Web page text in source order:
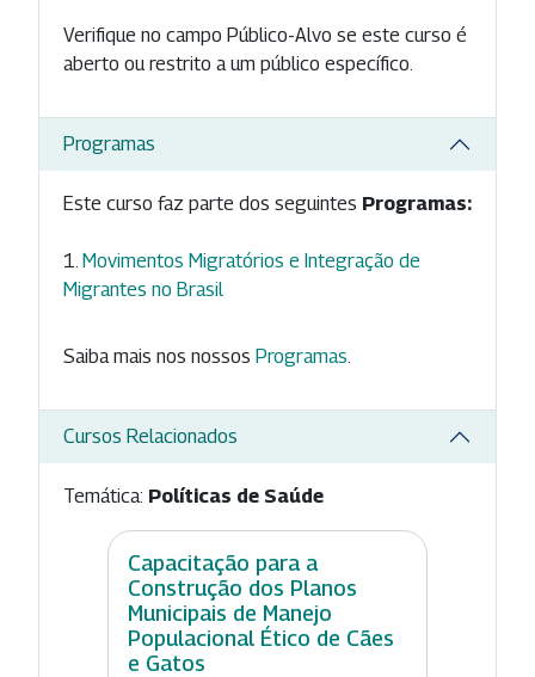
Verifique no campo Público-Alvo se este curso é
aberto ou restrito a um público específico.
Programas
Este curso faz parte dos seguintes Programas:
Movimentos Migratórios e Integração de
Migrantes no Brasil
Saiba mais nos nossos Programas
Cursos Relacionados
Temática: Políticas de Saúde
Capacitação para a
Construção dos Planos
Municipais de Manejo
Populacional Ético de Cães
e Gatos